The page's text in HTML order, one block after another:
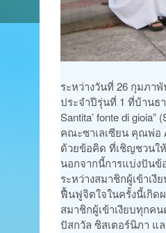
ระหว่างวันที่ 26 กุมภา
ประจำปีรุ่นที่ 1 ที่บ้านธ
Santita’ fonte di
คณะซาเลเซียน คุณพ่อ
ด้วยข้อคิด ที่เชิญชวนใ
นอกจากนี้การแบ่งปันข้
ระหว่างสมาชิกผู้เข้าเ
ฟื้นฟูจิตใจในครั้งนี้เกิด
สมาชิกผู้เข้าเงียบทุกค
ปัสกวัล ซิสเตอร์นิภา แ